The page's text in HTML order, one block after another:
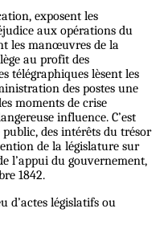
exposent les
aux opérations du
les manœuvres de la
au profit des
télégraphiques lèsent les
des postes une
moments de crise
influence. C’est
des intérêts du trésor
de la législature sur
l’appui du gouvernement,
1842.
d’actes législatifs ou